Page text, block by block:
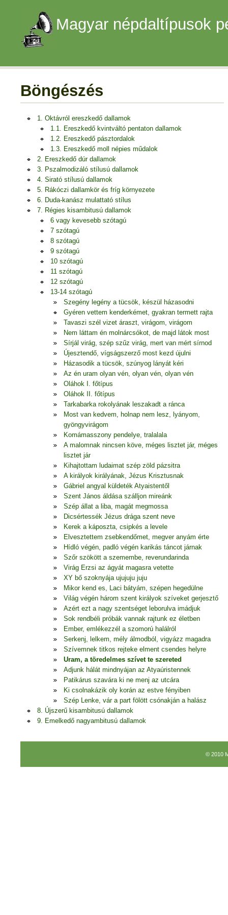
Magyar népdaltípusok
Böngészés
1. Oktávról ereszkedő dallamok
1.1. Ereszkedő kvintváltó pentaton dallamok
1.2. Ereszkedő pásztordalok
1.3. Ereszkedő moll népies műdalok
2. Ereszkedő dúr dallamok
3. Pszalmodizáló stílusú dallamok
4. Sirató stílusú dallamok
5. Rákóczi dallamkör és fríg környezete
6. Duda-kanász mulattató stílus
7. Régies kisambitusú dallamok
6 vagy kevesebb szótagú
7 szótagú
8 szótagú
9 szótagú
10 szótagú
11 szótagú
12 szótagú
13-14 szótagú
Szegény legény a tücsök, készül házasodni
Gyéren vettem kenderkémet, gyakran termett rajta
Tavaszi szél vizet áraszt, virágom, virágom
Nem láttam én molnárcsókot, de majd látok most
Sírjál virág, szép szűz virág, mert van mért sírnod
Újesztendő, vígságszerző most kezd újulni
Házasodik a tücsök, szúnyog lányát kéri
Az én uram olyan vén, olyan vén, olyan vén
Oláhok I. főtípus
Oláhok II. főtípus
Tarkabarka rokolyának leszakadt a ránca
Most van kedvem, holnap nem lesz, lyányom,
gyöngyvirágom
Komámasszony pendelye, tralalala
A malomnak nincsen köve, méges lisztet jár, méges
lisztet jár
Kihajtottam ludaimat szép zöld pázsitra
A királyok királyának, Jézus Krisztusnak
Gábriel angyal küldeték Atyaistentől
Szent János áldása szálljon mireánk
Szép állat a liba, magát megmossa
Dicsértessék Jézus drága szent neve
Kerek a káposzta, csipkés a levele
Elvesztettem zsebkendőmet, megver anyám érte
Hídló végén, padló végén karikás táncot járnak
Szőr szökött a szemembe, reverundarinda
Virág Erzsi az ágyát magasra vetette
XY bő szoknyája ujujuju juju
Mikor kend es, Laci bátyám, szépen hegedülne
Világ végén három szent királyok szíveket gerjesztő
Azért ezt a nagy szentséget leborulva imádjuk
Sok rendbéli próbák vannak rajtunk ez életben
Ember, emlékezzél a szomorú halálról
Serkenj, lelkem, mély álmodból, vigyázz magadra
Szívemnek titkos rejteke elment csendes helyre
Uram, a töredelmes szívet te szereted
Adjunk hálát mindnyájan az Atyaúristennek
Patikárus szavára ki ne menj az utcára
Ki csolnakázik oly korán az estve fényiben
Szép Lenke, vár a part fölött csónakján a halász
8. Újszerű kisambitusú dallamok
9. Emelkedő nagyambitusú dallamok
© 2010